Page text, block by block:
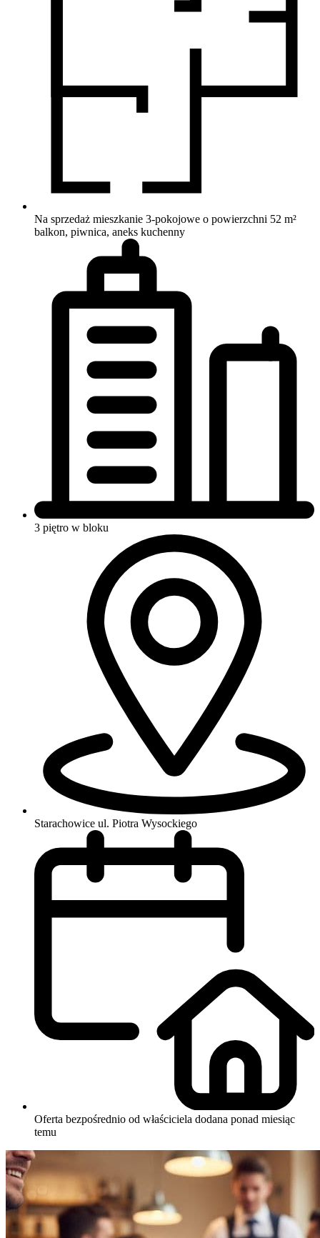
Na sprzedaż mieszkanie 3-pokojowe o powierzchni 52 m²
balkon, piwnica, aneks kuchenny
3 piętro w bloku
Starachowice ul. Piotra Wysockiego
Oferta bezpośrednio od właściciela dodana ponad miesiąc
temu